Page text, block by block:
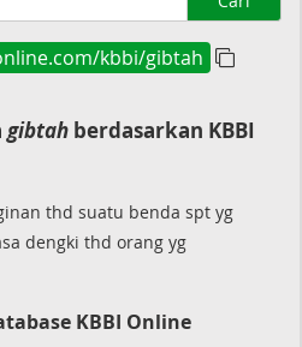
kbbi/gibtah
gibtah berdasarkan KBBI
thd suatu benda spt yg
dengki thd orang yg
KBBI Online